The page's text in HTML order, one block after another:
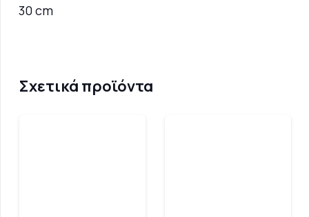
30 cm
Σχετικά προϊόντα